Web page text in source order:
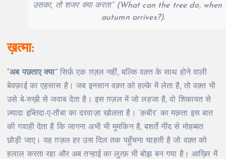
उसका, तो शजर क्या करता” (What can the tree do, when
autumn arrives?).
ख़त्मा:
“अब पछताए क्या”सिर्फ़ एक ग़ज़ल नहीं, बल्कि वक़्त के साथ होने वाली
बेवफ़ाई का एहसास है। जब इनसान वक़्त को हल्के में लेता है, तो वक़्त भी
उसे बे-रुख़ी से जवाब देता है। इस ग़ज़ल में जो लहजा है, वो शिकायत से
ज़्यादा इब्तिदा-ए-तौबा का दरवाज़ा खोलता है। ‘क़बीर’ का मक़ता इस बात
की गवाही देता है कि जागना अभी भी मुमकिन है, बशर्ते नींद से मोहब्बत
छोड़ी जाए। यह ग़ज़ल हर उस दिल तक पहुँचना चाहती है जो वक़्त को
हलाल करता रहा और अब तन्हाई का लुत्फ़ भी बोझ बन गया है। आख़िर में